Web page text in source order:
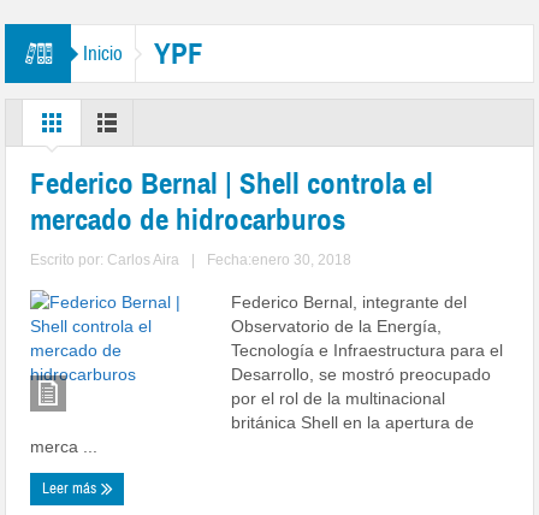
Inicio YPF
Federico Bernal | Shell controla el
mercado de hidrocarburos
Escrito por: Carlos Aira Fecha:enero 30, 2018
Federico Bernal, integrante del
Observatorio de la Energía,
Tecnología e Infraestructura para el
Desarrollo, se mostró preocupado
por el rol de la multinacional
británica Shell en la apertura de
merca ...
Leer más